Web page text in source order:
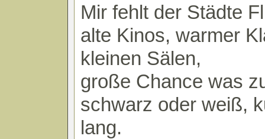
Mir fehlt der Städte
alte Kinos, warmer
kleinen Sälen,
große Chance was
schwarz oder weiß,
lang.